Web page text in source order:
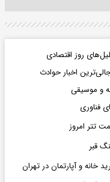
روز اقتصادی
اخبار حوادث
و موسیقی
فناوری
تتر امروز
قبر
خانه و آپارتمان در تهران